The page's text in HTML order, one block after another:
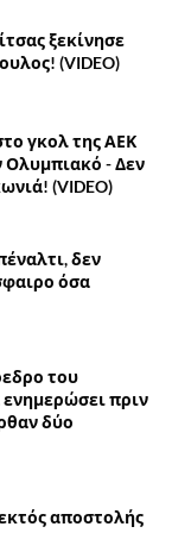
ξεκίνησε
(VIDEO)
γκολ της ΑΕΚ
Ολυμπιακό - Δεν
(VIDEO)
δεν
όσα
του
πριν
δύο
αποστολής